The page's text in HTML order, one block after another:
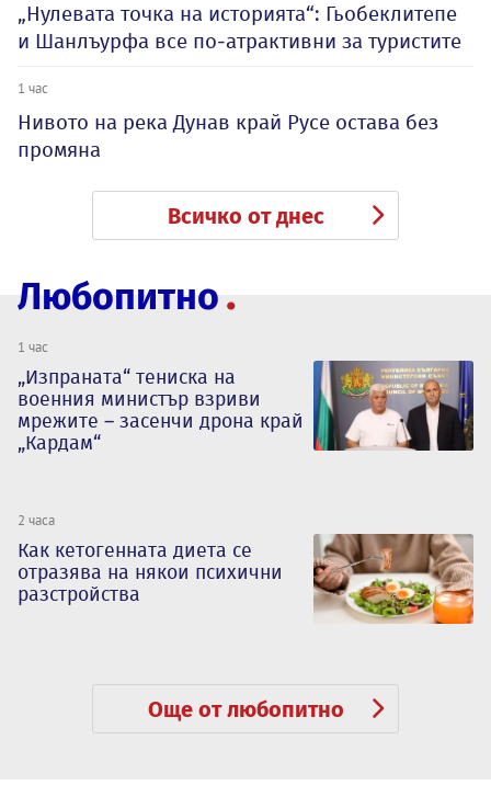
„Нулевата точка на историята“: Гьобеклитепе
и Шанлъурфа все по-атрактивни за туристите
1 час
Нивото на река Дунав край Русе остава без
промяна
Всичко от днес
Любопитно
1 час
„Изпраната“ тениска на
военния министър взриви
мрежите – засенчи дрона край
„Кардам“
2 часа
Как кетогенната диета се
отразява на някои психични
разстройства
Още от любопитно